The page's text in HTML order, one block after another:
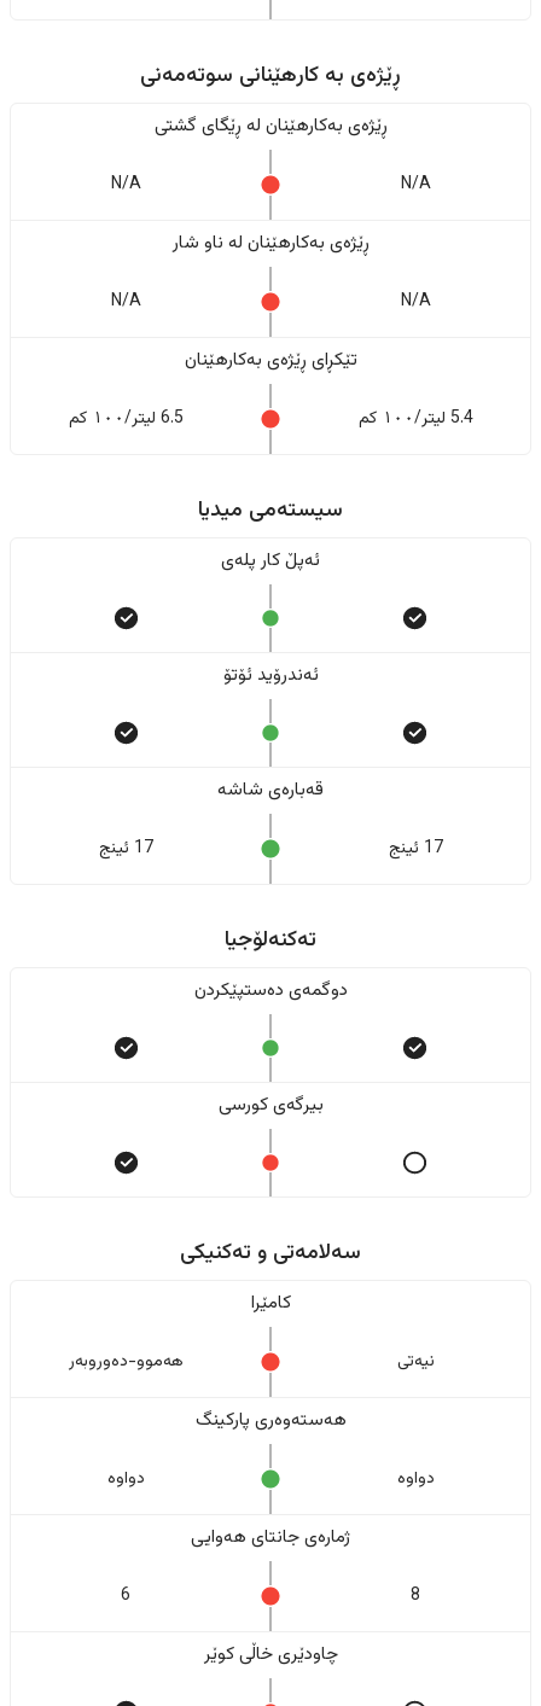
ڕێژەى به کارهێنانی سوتەمەنی
ڕێژەى بەکارهێنان له ڕێگای گشتی
N/A
N/A
ڕێژەى بەکارهێنان له ناو شار
N/A
N/A
تێکڕای ڕێژەى بەکارهێنان
5.4 لیتر/١٠٠ کم 6.5 لیتر/١٠٠ کم
سیستەمی میدیا
ئەپڵ کار پلەی
ئەندرۆید ئۆتۆ
قەبارەی شاشە
17 ئینج 17 ئینج
تەکنەلۆجیا
دوگمەی دەستپێکردن
بیرگەی کورسی
سەلامەتی و تەکنیکی
کامێرا
نیەتی هەموو-دەوروبەر
هەستەوەری پارکینگ
دواوە دواوە
ژمارەی جانتای هەوایی
8
6
چاودێری خاڵی کوێر